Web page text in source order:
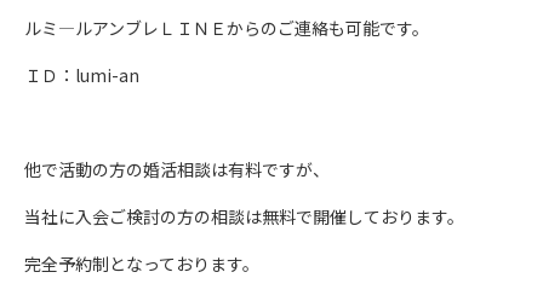
ルミ―ルアンブレＬＩＮＥからのご連絡も可能です。
ＩＤ：lumi-an
他で活動の方の婚活相談は有料ですが、
当社に入会ご検討の方の相談は無料で開催しております。
完全予約制となっております。